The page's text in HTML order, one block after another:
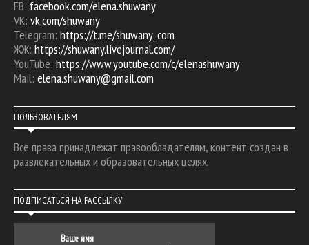
FB: facebook.com/elena.shuwany
VK: vk.com/shuwany
Telegram: https://t.me/shuwany_com
ЖЖ: https://shuwany.livejournal.com/
YouTube: https://www.youtube.com/c/elenashuwany
Mail: elena.shuwany@gmail.com
ПОЛЬЗОВАТЕЛЯМ
Все права принадлежат правообладателям, контент создан в
развлекательных и образовательных целях.
ПОДПИСАТЬСЯ НА РАССЫЛКУ
Ваше имя